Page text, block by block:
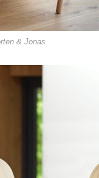
& Jonas